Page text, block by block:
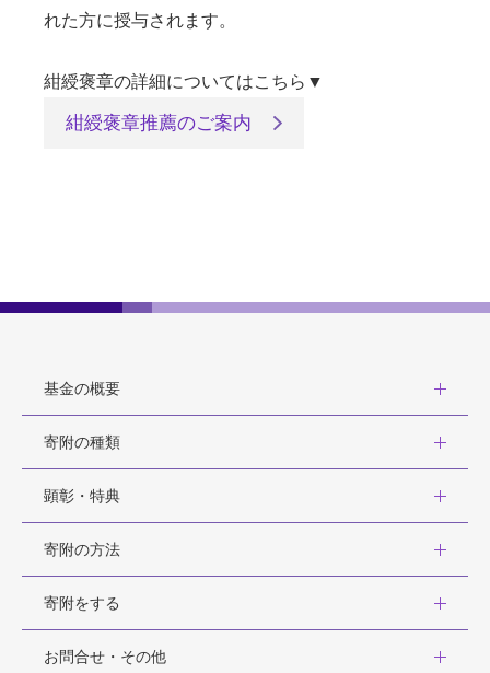
れた方に授与されます。
紺綬褒章の詳細についてはこちら▼
紺綬褒章推薦のご案内
基金の概要
寄附の種類
顕彰・特典
寄附の方法
寄附をする
お問合せ・その他